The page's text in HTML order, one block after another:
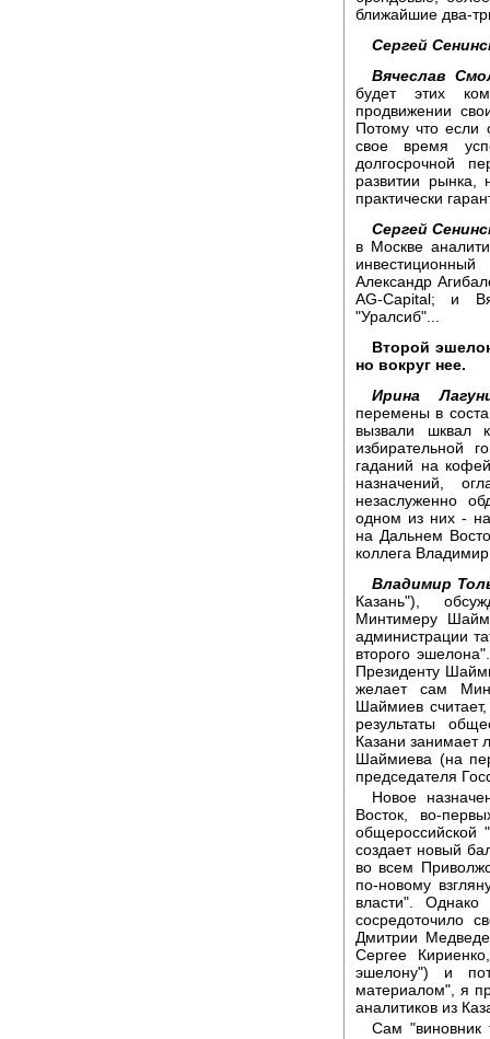
ближайшие два-
Сергей
Вячеслав
будет этих
продвижении
Потому что если
свое время
долгосрочной
развитии
практически
Сергей
в Москве
Александр
AG-Capital; и
"Уралсиб"...
Второй
но вокруг нее.
Ирина
перемены в
вызвали шквал
избирательной
гаданий на
назначений,
незаслуженно
одном из них -
на Дальнем
коллега
Владимир
Казань"),
Минтимеру
администрации
второго
Президенту
желает сам
Шаймиев
результаты
Казани занимает
Шаймиева (на
председателя
Новое
Восток, во-
общероссийской
создает новый
во всем
по-новому
власти". Однако
сосредоточило
Дмитрии
Сергее
эшелону") и
материалом", я
аналитиков из
Сам "виновник